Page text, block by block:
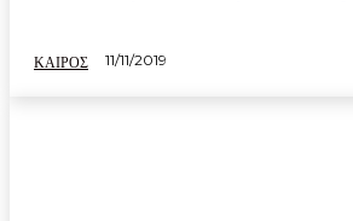
ΚΑΙΡΟΣ 11/11/2019